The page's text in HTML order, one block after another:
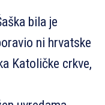
bila je
ni hrvatske
Katoličke crkve,